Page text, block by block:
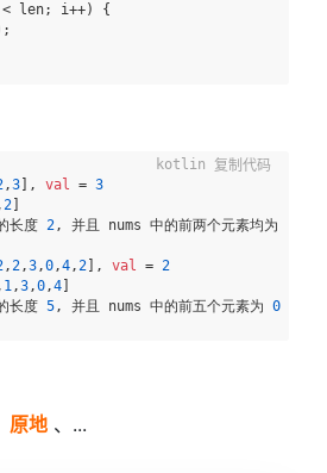
len; i++) {
,3 ], val = 3
2
长度 2, 并且 nums 中的前两个元素均为
,2,3,0,4,2 ], val = 2
1,3,0,4
长度 5, 并且 nums 中的前五个元素为 0
复制代码
原地 、...